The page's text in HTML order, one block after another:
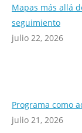
Mapas más allá
seguimiento
julio 22, 2026
Programa como
julio 21, 2026